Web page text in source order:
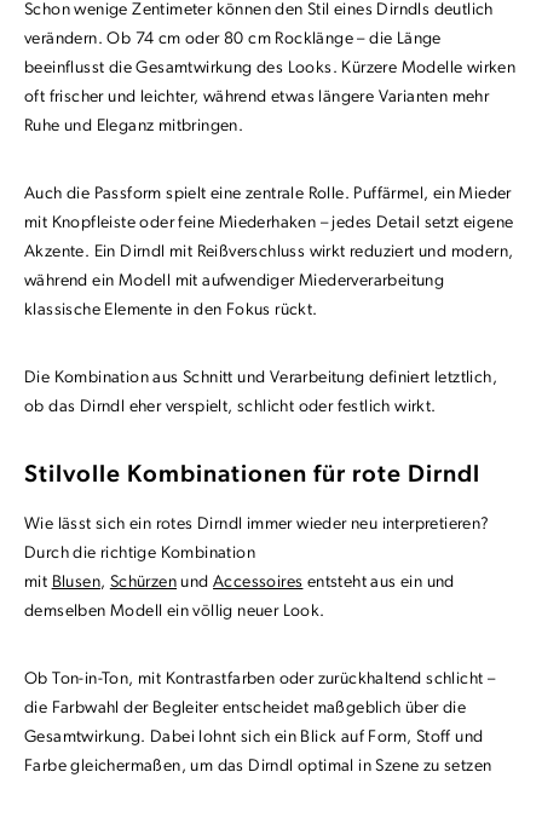
Schon wenige Zentimeter können den Stil eines Dirndls deutlich
verändern. Ob 74 cm oder 80 cm Rocklänge – die Länge
beeinflusst die Gesamtwirkung des Looks. Kürzere Modelle wirken
oft frischer und leichter, während etwas längere Varianten mehr
Ruhe und Eleganz mitbringen.
Auch die Passform spielt eine zentrale Rolle. Puffärmel, ein Mieder
mit Knopfleiste oder feine Miederhaken – jedes Detail setzt eigene
Akzente. Ein Dirndl mit Reißverschluss wirkt reduziert und modern,
während ein Modell mit aufwendiger Miederverarbeitung
klassische Elemente in den Fokus rückt.
Die Kombination aus Schnitt und Verarbeitung definiert letztlich,
ob das Dirndl eher verspielt, schlicht oder festlich wirkt.
Stilvolle Kombinationen für rote Dirndl
Wie lässt sich ein rotes Dirndl immer wieder neu interpretieren?
Durch die richtige Kombination
mit Blusen, Schürzen undAccessoires entsteht aus ein und
demselben Modell ein völlig neuer Look.
Ob Ton-in-Ton, mit Kontrastfarben oder zurückhaltend schlicht –
die Farbwahl der Begleiter entscheidet maßgeblich über die
Gesamtwirkung. Dabei lohnt sich ein Blick auf Form, Stoff und
Farbe gleichermaßen, um das Dirndl optimal in Szene zu setzen